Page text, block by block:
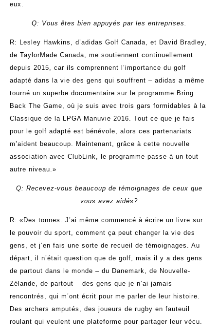
eux.
Q: Vous êtes bien appuyés par les entreprises.
R: Lesley Hawkins, d’adidas Golf Canada, et David Bradley,
de TaylorMade Canada, me soutiennent continuellement
depuis 2015, car ils comprennent l’importance du golf
adapté dans la vie des gens qui souffrent – adidas a même
tourné un superbe documentaire sur le programme Bring
Back The Game, où je suis avec trois gars formidables à la
Classique de la LPGA Manuvie 2016. Tout ce que je fais
pour le golf adapté est bénévole, alors ces partenariats
m’aident beaucoup. Maintenant, grâce à cette nouvelle
association avec ClubLink, le programme passe à un tout
autre niveau.»
Q: Recevez-vous beaucoup de témoignages de ceux que
vous avez aidés?
R: «Des tonnes. J’ai même commencé à écrire un livre sur
le pouvoir du sport, comment ça peut changer la vie des
gens, et j’en fais une sorte de recueil de témoignages. Au
départ, il n’était question que de golf, mais il y a des gens
de partout dans le monde – du Danemark, de Nouvelle-
Zélande, de partout – des gens que je n’ai jamais
rencontrés, qui m’ont écrit pour me parler de leur histoire.
Des archers amputés, des joueurs de rugby en fauteuil
roulant qui veulent une plateforme pour partager leur vécu.